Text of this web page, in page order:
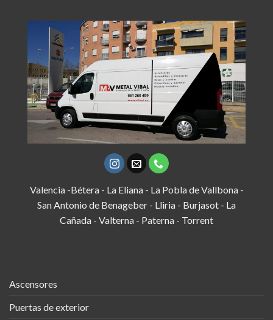
Valencia -Bétera - La Eliana - La Pobla de Vallbona -
San Antonio de Benageber - Lliria - Burjasot - La
Cañada - Valterna - Paterna - Torrent
Ascensores
Puertas de exterior